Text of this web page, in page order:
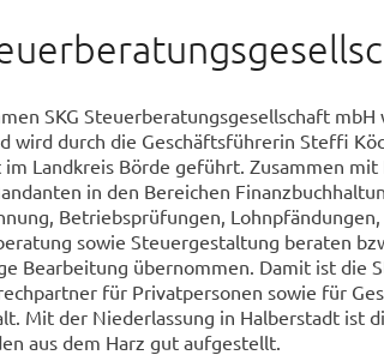
SKG Steuerberatungsgesellschaft
wird durch die Geschäftsführerin Steffi
Landkreis Börde geführt. Zusammen
in den Bereichen
Betriebsprüfungen,
sowie Steuergestaltung beraten
Bearbeitung übernommen. Damit ist die
für Privatpersonen sowie für
Mit der Niederlassung in Halberstadt ist
aus dem Harz gut aufgestellt.